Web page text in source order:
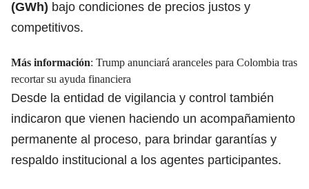
(GWh) bajo condiciones de precios justos y
competitivos.
Más información: Trump anunciará aranceles para Colombia tras
recortar su ayuda financiera
Desde la entidad de vigilancia y control también
indicaron que vienen haciendo un acompañamiento
permanente al proceso, para brindar garantías y
respaldo institucional a los agentes participantes.